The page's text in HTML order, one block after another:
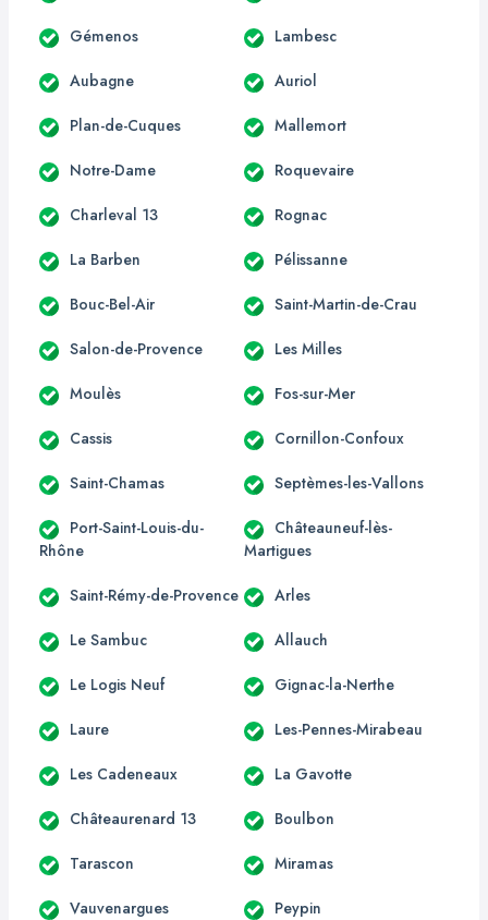
Gémenos Lambesc
Aubagne Auriol
Plan-de-Cuques Mallemort
Notre-Dame Roquevaire
Charleval 13 Rognac
La Barben Pélissanne
Bouc-Bel-Air Saint-Martin-de-Crau
Salon-de-Provence Les Milles
Moulès Fos-sur-Mer
Cassis Cornillon-Confoux
Saint-Chamas Septèmes-les-Vallons
Port-Saint-Louis-du-
Rhône
Châteauneuf-lès-
Martigues
Saint-Rémy-de-Provence Arles
Le Sambuc Allauch
Le Logis Neuf Gignac-la-Nerthe
Laure Les-Pennes-Mirabeau
Les Cadeneaux La Gavotte
Châteaurenard 13 Boulbon
Tarascon Miramas
Vauvenargues Peypin